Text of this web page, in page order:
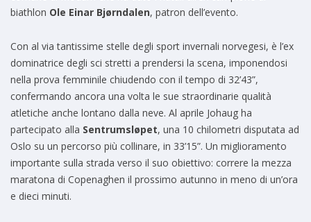
biathlon Ole Einar Bjørndalen, patron dell’evento.
Con al via tantissime stelle degli sport invernali norvegesi, è l’ex
dominatrice degli sci stretti a prendersi la scena, imponendosi
nella prova femminile chiudendo con il tempo di 32’43”,
confermando ancora una volta le sue straordinarie qualità
atletiche anche lontano dalla neve. Al aprile Johaug ha
partecipato alla Sentrumsløpet, una 10 chilometri disputata ad
Oslo su un percorso più collinare, in 33’15”. Un miglioramento
importante sulla strada verso il suo obiettivo: correre la mezza
maratona di Copenaghen il prossimo autunno in meno di un’ora
e dieci minuti.